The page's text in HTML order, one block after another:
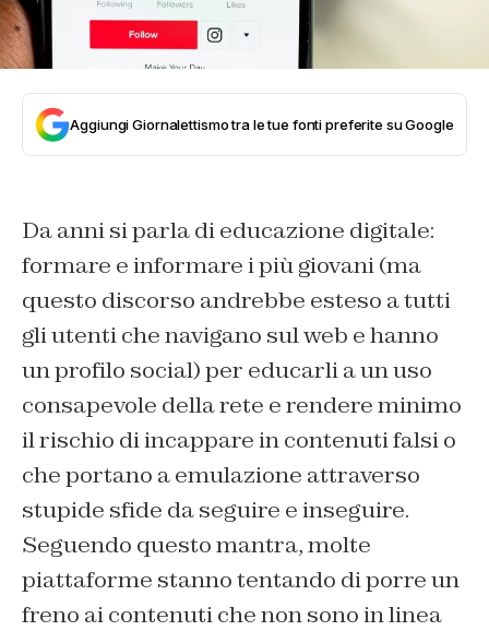
Aggiungi Giornalettismo tra le tue fonti preferite su Google
Da anni si parla di educazione digitale:
formare e informare i più giovani (ma
questo discorso andrebbe esteso a tutti
gli utenti che navigano sul web e hanno
un profilo social) per educarli a un uso
consapevole della rete e rendere minimo
il rischio di incappare in contenuti falsi o
che portano a emulazione attraverso
stupide sfide da seguire e inseguire.
Seguendo questo mantra, molte
piattaforme stanno tentando di porre un
freno ai contenuti che non sono in linea